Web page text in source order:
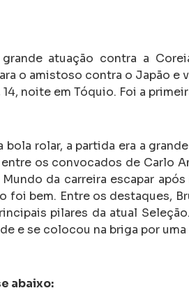
atuação contra a
o amistoso contra o Japão e
noite em Tóquio. Foi a
bola rolar, a partida era a
os convocados de Carlo
Mundo da carreira escapar
foi bem. Entre os destaques,
pilares da atual
e se colocou na briga por uma
abaixo: